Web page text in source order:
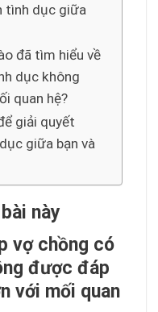
tình dục giữa
đã tìm hiểu về
dục không
quan hệ?
giải quyết
giữa bạn và
này
vợ chồng có
được đáp
với mối quan